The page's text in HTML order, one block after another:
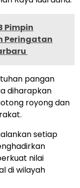
Pimpin
Peringatan
pangan
diharapkan
royong dan
setiap
nilai
di wilayah